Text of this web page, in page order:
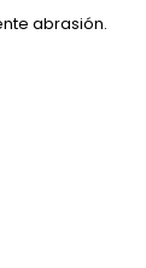
abrasión.